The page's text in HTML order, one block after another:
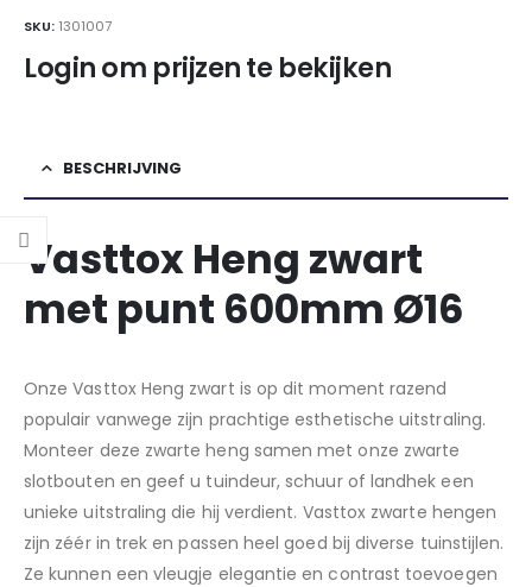
SKU: 1301007
Login om prijzen te bekijken
BESCHRIJVING
Vasttox Heng zwart
met punt 600mm Ø16
Onze Vasttox Heng zwart is op dit moment razend
populair vanwege zijn prachtige esthetische uitstraling.
Monteer deze zwarte heng samen met onze zwarte
slotbouten en geef u tuindeur, schuur of landhek een
unieke uitstraling die hij verdient. Vasttox zwarte hengen
zijn zéér in trek en passen heel goed bij diverse tuinstijlen.
Ze kunnen een vleugje elegantie en contrast toevoegen